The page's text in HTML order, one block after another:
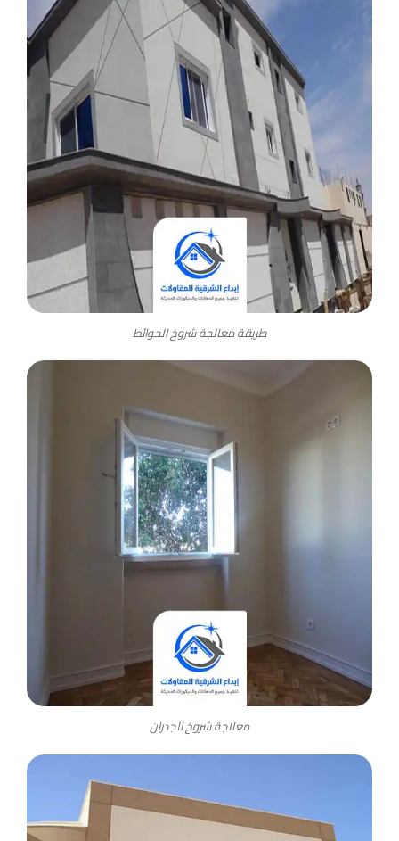
طريقة معالجة شروخ الحوائط
معالجة شروخ الجدران